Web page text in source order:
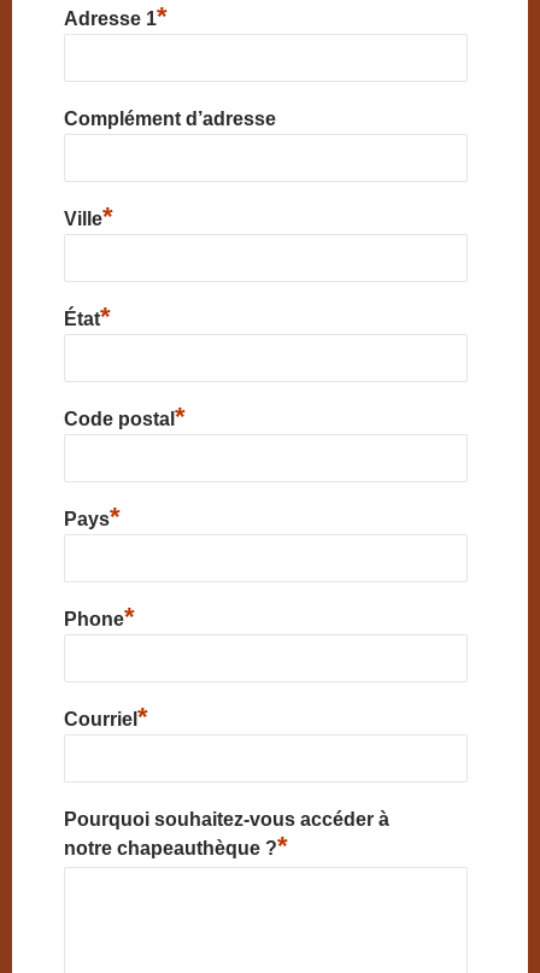
Adresse 1*
Complément d’adresse
Ville*
État*
Code postal *
Pays*
Phone*
Courriel *
Pourquoi souhaitez-vous accéder à
notre chapeauthèque ?*